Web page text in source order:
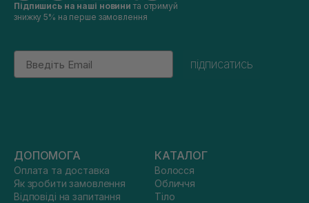
Підпишись на наші новини та отримуй
знижку 5% на перше замовлення
Email
підписатись
ДОПОМОГА
Оплата та доставка
Як зробити замовлення
Відповіді на запитання
КАТАЛОГ
Волосся
Обличчя
Тіло